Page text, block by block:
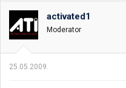
activated1
Moderator
25.05.2009.